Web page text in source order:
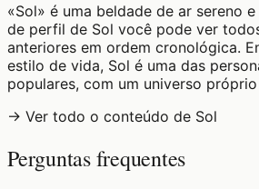
«Sol» é uma beldade de ar sereno
de perfil de Sol você pode ver
anteriores em ordem cronológica.
estilo de vida, Sol é uma das
populares, com um universo
→ Ver todo o conteúdo de Sol
Perguntas frequentes